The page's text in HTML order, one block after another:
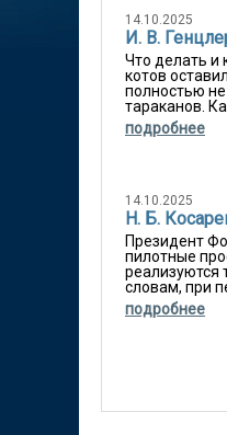
14.10.2025
И. В.
Что делать и
котов
полностью
тараканов.
подробнее
14.10.2025
Н. Б.
Президент
пилотные
реализуются
словам, при
подробнее